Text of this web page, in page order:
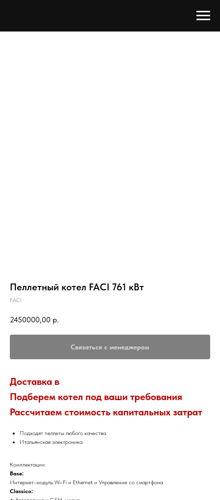
Пеллетный котел FACI 761 кВт
FACI
2450000,00 р.
Связаться с менеджером
Доставка в
Подберем котел под ваши требования
Рассчитаем стоимость капитальных затрат
Подходят пеллеты любого качества
Итальянская электроника
Комплектации:
Base:
Интернет-модуль Wi-Fi и Ethernet и Управление со смартфона
Classico: